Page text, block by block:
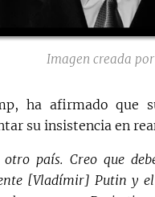
Imagen creada
ha afirmado que
su insistencia en
país. Creo que
[Vladímir] Putin y